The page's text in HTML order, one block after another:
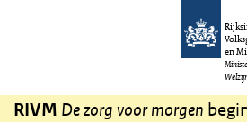
Overslaan en naar de inhoud gaan
en
RIVM De zorg voor morgen